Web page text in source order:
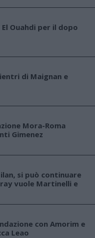
Ouahdi per il dopo
di Maignan e
Mora-Roma
Gimenez
si può continuare
vuole Martinelli e
con Amorim e
Leao